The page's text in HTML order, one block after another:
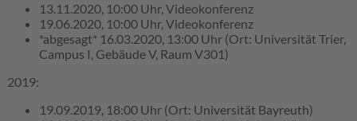
13.11.2020, 10:00 Uhr, Videokonferenz
19.06.2020, 10:00 Uhr, Videokonferenz
*abgesagt* 16.03.2020, 13:00 Uhr (Ort: Universität Trier,
Campus I, Gebäude V, Raum V301)
2019:
19.09.2019, 18:00 Uhr (Ort: Universität Bayreuth)